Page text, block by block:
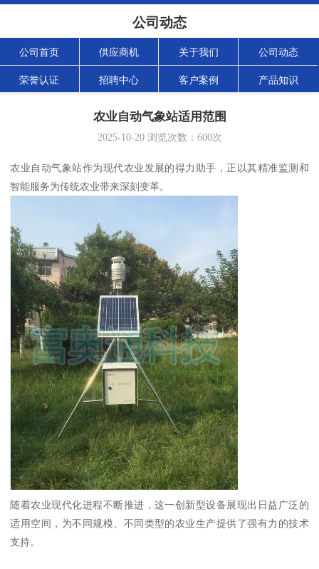
公司动态
公司首页 供应商机 关于我们 公司动态
荣誉认证 招聘中心 客户案例 产品知识
农业自动气象站适用范围
2025-10-20浏览次数： 600次
农业自动气象站作为现代农业发展的得力助手，正以其精准监测和
智能服务为传统农业带来深刻变革。
随着农业现代化进程不断推进，这一创新型设备展现出日益广泛的
适用空间，为不同规模、不同类型的农业生产提供了强有力的技术
支持。